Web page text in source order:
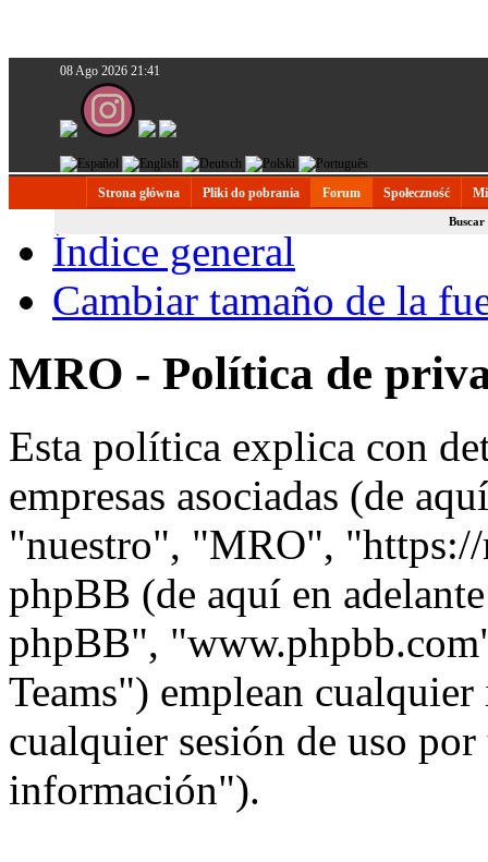
08 Ago 2026 21:41
Strona główna Pliki do pobrania Forum Społeczność
Buscar
Índice general
Cambiar tamaño de la
MRO - Política de
Esta política explica con
empresas asociadas (de
"nuestro", "MRO",
phpBB (de aquí en
phpBB",
Teams") emplean
cualquier sesión de uso
información").